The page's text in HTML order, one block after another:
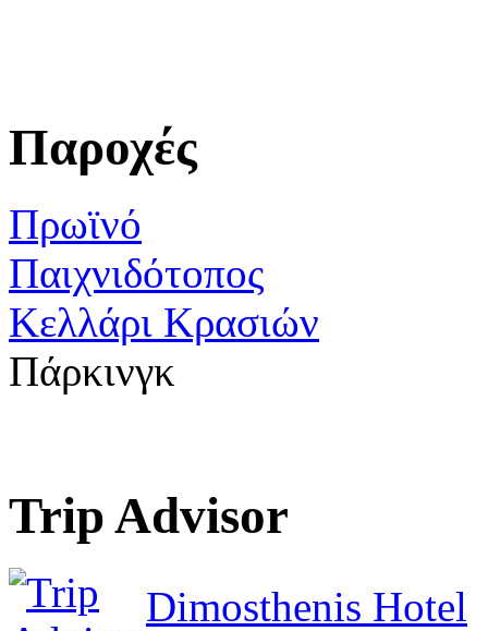
Παροχές
Πρωϊνό
Παιχνιδότοπος
Κελλάρι Κρασιών
Πάρκινγκ
Trip Advisor
Dimosthenis Hotel